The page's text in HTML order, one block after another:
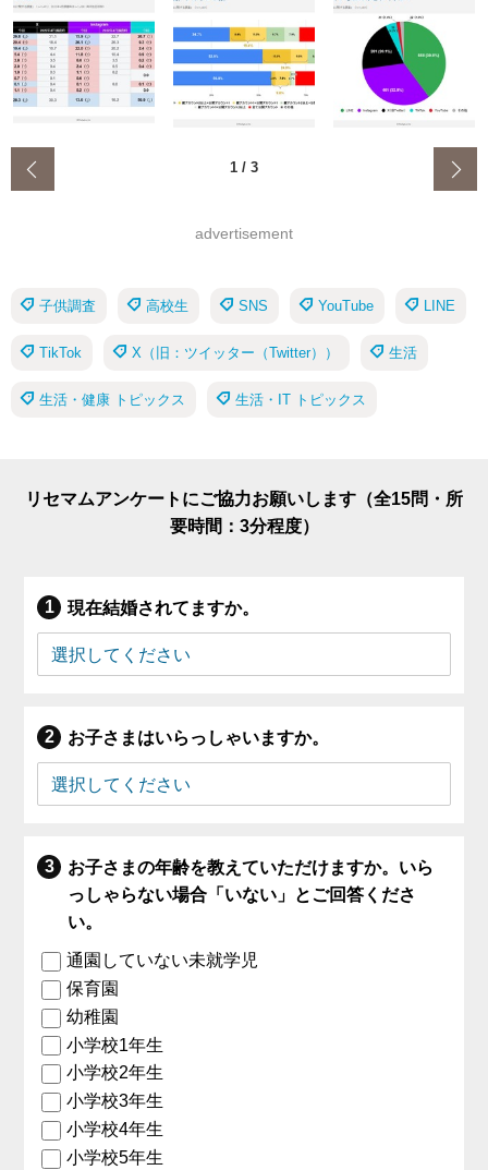
1 / 3
advertisement
子供調査 高校生 SNS YouTube LINE
TikTok X（旧：ツイッター（Twitter）） 生活
生活・健康 トピックス 生活・IT トピックス
リセマムアンケートにご協力お願いします（全15問・所
要時間：3分程度）
現在結婚されてますか。
お子さまはいらっしゃいますか。
お子さまの年齢を教えていただけますか。いら
っしゃらない場合「いない」とご回答くださ
い。
通園していない未就学児
保育園
幼稚園
小学校1年生
小学校2年生
小学校3年生
小学校4年生
小学校5年生